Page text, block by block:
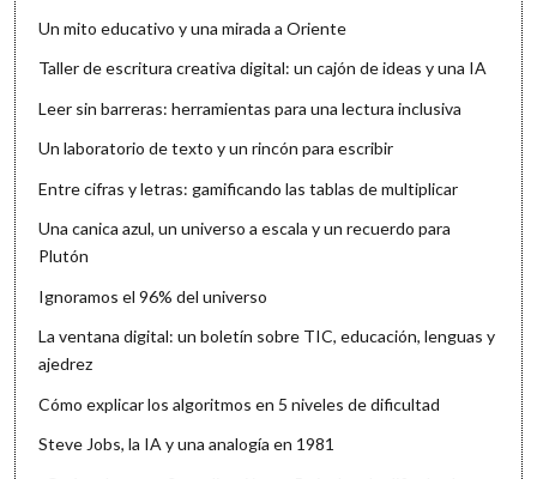
Un mito educativo y una mirada a Oriente
Taller de escritura creativa digital: un cajón de ideas y una IA
Leer sin barreras: herramientas para una lectura inclusiva
Un laboratorio de texto y un rincón para escribir
Entre cifras y letras: gamificando las tablas de multiplicar
Una canica azul, un universo a escala y un recuerdo para
Plutón
Ignoramos el 96% del universo
La ventana digital: un boletín sobre TIC, educación, lenguas y
ajedrez
Cómo explicar los algoritmos en 5 niveles de dificultad
Steve Jobs, la IA y una analogía en 1981